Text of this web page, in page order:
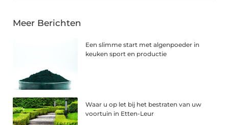
Meer Berichten
Een slimme start met algenpoeder in
keuken sport en productie
Waar u op let bij het bestraten van uw
voortuin in Etten-Leur